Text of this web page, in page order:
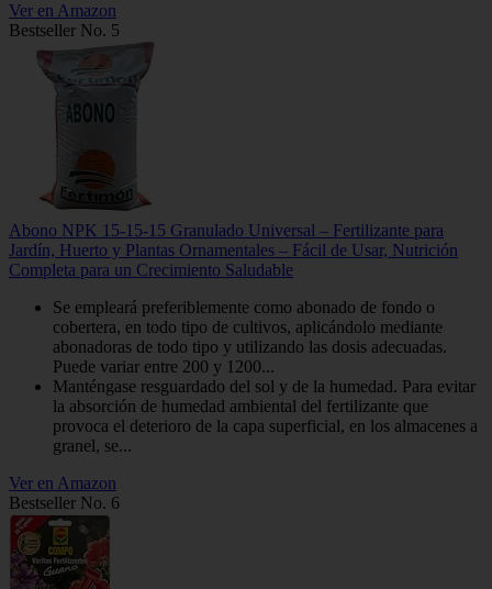
Ver en Amazon
Bestseller No. 5
Abono NPK 15-15-15 Granulado Universal – Fertilizante para
Jardín, Huerto y Plantas Ornamentales – Fácil de Usar, Nutrición
Completa para un Crecimiento Saludable
Se empleará preferiblemente como abonado de fondo o
cobertera, en todo tipo de cultivos, aplicándolo mediante
abonadoras de todo tipo y utilizando las dosis adecuadas.
Puede variar entre 200 y 1200...
Manténgase resguardado del sol y de la humedad. Para evitar
la absorción de humedad ambiental del fertilizante que
provoca el deterioro de la capa superficial, en los almacenes a
granel, se...
Ver en Amazon
Bestseller No. 6